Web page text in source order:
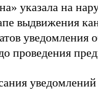
указала на
выдвижения
уведомления
проведения
уведомлений